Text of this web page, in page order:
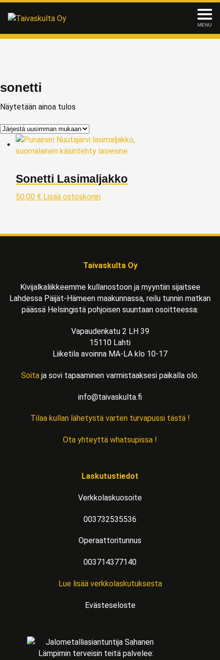
MENU
sonetti
Näytetään ainoa tulos
Sonetti Lasimaljakko
50,00 € Lisää ostoskoriin
Taivaskulta Oy
Kivijalkaliikkeemme kullanostoon ja myyntiin sijaitsee
Lahdessa Päijät-Hämeen maakunnassa, reilu tunnin matkan
päässä Helsingistä pohjoisen suuntaan osoitteessa:
Vapaudenkatu 2 LH 39
15110 Lahti
Liiketila avoinna MA-LA klo 10-17
Soita ja sovi tapaaminen varmistaaksesi paikalla olo.
info@taivaskulta.fi
Tilaa kullan lähetystä varten turvapussi tästä !
Ota yhteyttä whatsupissa !
Laskutustiedot
Verkkolaskuosoite
003732535536
Operaattoritunnus
003714377140
Lue lisää verkkolaskutuksesta
Evästeseloste
Lämpimin terveisin teitä palvelee: